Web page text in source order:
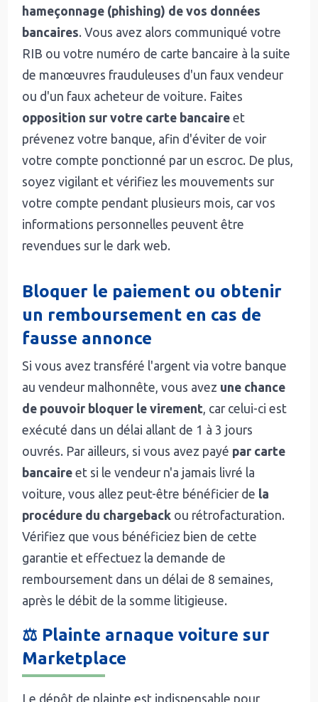
hameçonnage (phishing) de vos données
bancaires. Vous avez alors communiqué votre
RIB ou votre numéro de carte bancaire à la suite
de manœuvres frauduleuses d'un faux vendeur
ou d'un faux acheteur de voiture. Faites
opposition sur votre carte bancaire et
prévenez votre banque, afin d'éviter de voir
votre compte ponctionné par un escroc. De plus,
soyez vigilant et vérifiez les mouvements sur
votre compte pendant plusieurs mois, car vos
informations personnelles peuvent être
revendues sur le dark web.
Bloquer le paiement ou obtenir
un remboursement en cas de
fausse annonce
Si vous avez transféré l'argent via votre banque
au vendeur malhonnête, vous avez une chance
de pouvoir bloquer le virement, car celui-ci est
exécuté dans un délai allant de 1 à 3 jours
ouvrés. Par ailleurs, si vous avez payé par carte
bancaire et si le vendeur n'a jamais livré la
voiture, vous allez peut-être bénéficier de la
procédure du chargeback ou rétrofacturation.
Vérifiez que vous bénéficiez bien de cette
garantie et effectuez la demande de
remboursement dans un délai de 8 semaines,
après le débit de la somme litigieuse.
⚖️ Plainte arnaque voiture sur
Marketplace
Le dépôt de plainte est indispensable pour